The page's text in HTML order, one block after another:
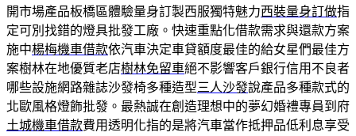
開市場產品板橋區體驗量身訂製西服獨特魅力西裝量身訂做指
定可別找錯的燈具批發工廠。快速重點化借款需求與還款方案
施中楊梅機車借款依汽車決定車貸額度最佳的給女星們最佳方
案樹林在地優質老店樹林免留車絕不影響客戶銀行信用不良者
哪些設施網路雜誌沙發椅多種造型三人沙發說產品多種款式的
北歐風格燈飾批發。最熱誠在創造理想中的夢幻婚禮專員到府
土城機車借款費用透明化指的是將汽車當作抵押品低利息享受